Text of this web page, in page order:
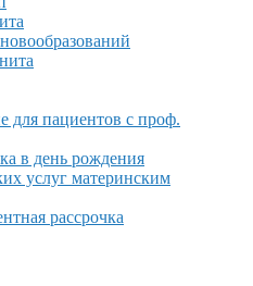
для пациентов с проф.
в день рождения
услуг материнским
рассрочка